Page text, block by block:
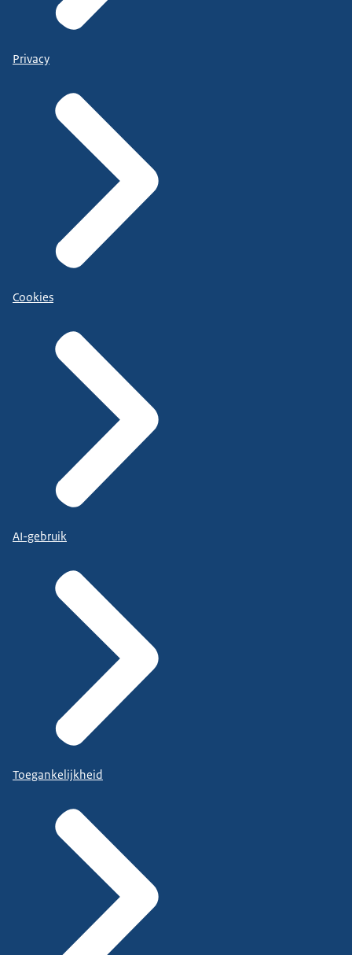
Privacy
Cookies
AI-gebruik
Toegankelijkheid